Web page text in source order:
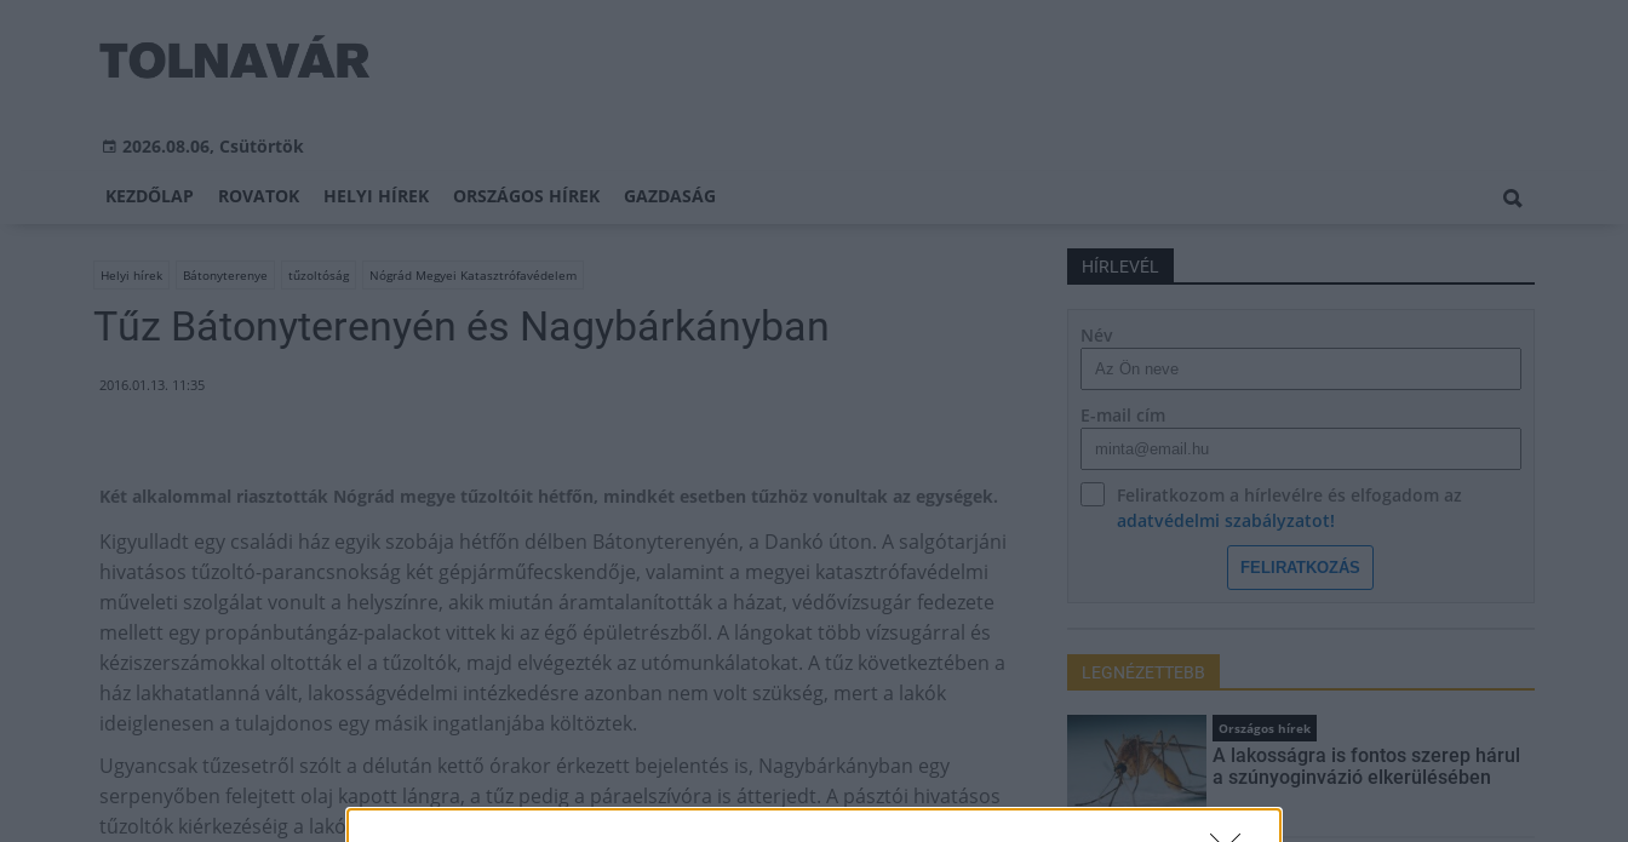
2026.08.06, Csütörtök
KEZDŐLAP ROVATOK HELYI HÍREK ORSZÁGOS HÍREK GAZDASÁG
Helyi hírek Bátonyterenye tűzoltóság Nógrád Megyei Katasztrófavédelem
Tűz Bátonyterenyén és Nagybárkányban
2016.01.13. 11:35
Két alkalommal riasztották Nógrád megye tűzoltóit hétfőn, mindkét esetben tűzhöz vonultak az egységek.
Kigyulladt egy családi ház egyik szobája hétfőn délben Bátonyterenyén, a Dankó úton. A salgótarjáni
hivatásos tűzoltó-parancsnokság két gépjárműfecskendője, valamint a megyei katasztrófavédelmi
műveleti szolgálat vonult a helyszínre, akik miután áramtalanították a házat, védővízsugár fedezete
mellett egy propánbutángáz-palackot vittek ki az égő épületrészből. A lángokat több vízsugárral és
kéziszerszámokkal oltották el a tűzoltók, majd elvégezték az utómunkálatokat. A tűz következtében a
ház lakhatatlanná vált, lakosságvédelmi intézkedésre azonban nem volt szükség, mert a lakók
ideiglenesen a tulajdonos egy másik ingatlanjába költöztek.
Ugyancsak tűzesetről szólt a délután kettő órakor érkezett bejelentés is, Nagybárkányban egy
serpenyőben felejtett olaj kapott lángra, a tűz pedig a páraelszívóra is átterjedt. A pásztói hivatásos
tűzoltók kiérkezéséig a lakók eloltották a konyhában keletkezett tüzet, az egység utómunkálatokat
HÍRLEVÉL
Név
E-mail cím
Feliratkozom a hírlevélre és elfogadom az
adatvédelmi szabályzatot!
FELIRATKOZÁS
LEGNÉZETTEBB
Országos hírek
A lakosságra is fontos szerep hárul
a szúnyoginvázió elkerülésében